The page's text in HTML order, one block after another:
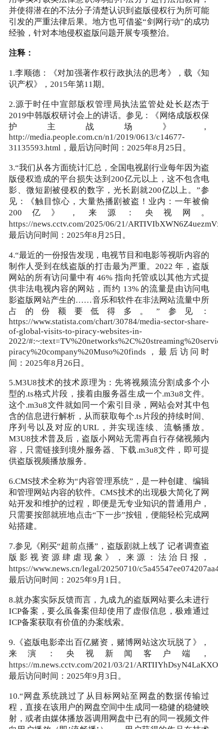
并使得潜在的不法分子清楚认识到盗版侵权行为所可能
引发的严重法律后果。地方也可借鉴“剑网行动”的成功
经验，针对本地侵权盗版问题开展专项整治。
注释：
1.李顺德：《对加强著作权行政执法的思考》，载《知
识产权》，2015年第11期。
2.源于时任中宣部版权管理局执法监管处处长赵杰于
2019中韩版权研讨会上的讲话。参见：《网络成版权保
护主战场》，
http://media.people.com.cn/n1/2019/0613/c14677-
31135593.html，最后访问时间：2025年8月25日。
3.“我们从各方面统计汇总，全国电视剧行业每年因为盗
版侵权造成的平台损失达到200亿元以上，这不包含电
影、微短剧被侵权的数字，光长剧就200亿以上。”参
见：《触目惊心，大量热播剧被盗！业内：一年被偷
200亿》，来源：央视网。
https://news.cctv.com/2025/06/21/
最后访问时间：2025年8月25日。
4.“最近的一份报告发现，电视节目和电影等视听内容的
制作人受到在线盗版的打击最为严重。2022 年，盗版
网站的所有访问量中有 46% 指向托管或以其他方式提
供非法电视内容的网站，而约 13% 的流量是由访问电
影盗版网站产生的……音乐和软件在非法网站流量中所
占的份额要低得多。”参见：
https://www.statista.com/chart/30784/media-sector-share-
of-global-visits-to-piracy-websites-in-
2022/
piracy%20company%20Muso%20finds，最后访问时
间：2025年8月26日。
5.M3U8技术的技术原理为：先将视频流分割成多个小
型的.ts格式片段，接着由服务器生成一个.m3u8文件。
这个.m3u8文件就如同一个索引目录，网站会对其中包
含的信息进行解析，从而获取每个.ts片段的持续时间、
序列号以及对应的URL，并实现连续、流畅播放。
M3U8技术普及后，盗版小网站无需再自行存储视频内
容，只需链接到境外服务器、下载.m3u8文件，即可提
供盗版视频播放服务。
6.CMS技术全称为“内容管理系统”，是一种创建、编辑
和管理网站内容的软件。CMS技术的出现极大简化了网
站开发和维护的过程，即便是无专业知识的普通用户，
只需要按部就班地点击“下一步”按钮，便能轻松完成网
站搭建。
7.参见《刚买“超前点播”，盗版剧就上线了 记者调查盗
版影视资源肆虐现象》，来源：法治日报，
https://www.news.cn/legal/20250710/
最后访问时间：2025年9月1日。
8.就办案实际反馈而言，九成九的盗版网站要么未进行
ICP备案，要么虽备案但却使用了虚假信息，极难通过
ICP备案获取有价值的办案线索。
9.《盗版电影牵出百亿赌资，赌博网站这次玩脱了》，
来演：央视新闻客户端，
https://m.news.cctv.com/2021/03/21/
最后访问时间：2025年9月3日。
10.“网盘系统跳过了从目标网站至网盘的数据传输过
程，直接在该用户的网盘空间中生成同一稳健的稳健映
射，或者由媒体播放器调用网盘中已有的同一视频文件